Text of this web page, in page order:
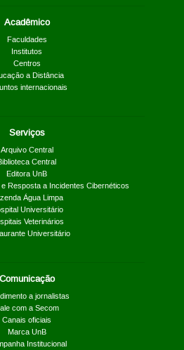
Acadêmico
Faculdades
Institutos
Centros
a Distância
internacionais
Serviços
Arquivo Central
Central
Editora UnB
Resposta a Incidentes Cibernéticos
Água Limpa
Universitário
Veterinários
Universitário
Comunicação
a jornalistas
com a Secom
Canais oficiais
Marca UnB
Institucional